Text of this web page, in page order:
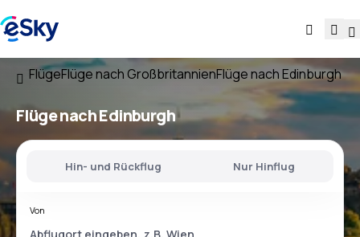
FlügeFlüge nach GroßbritannienFlüge nach Edinburgh
Flüge nach Edinburgh
Hin- und Rückflug Nur Hinflug
Von